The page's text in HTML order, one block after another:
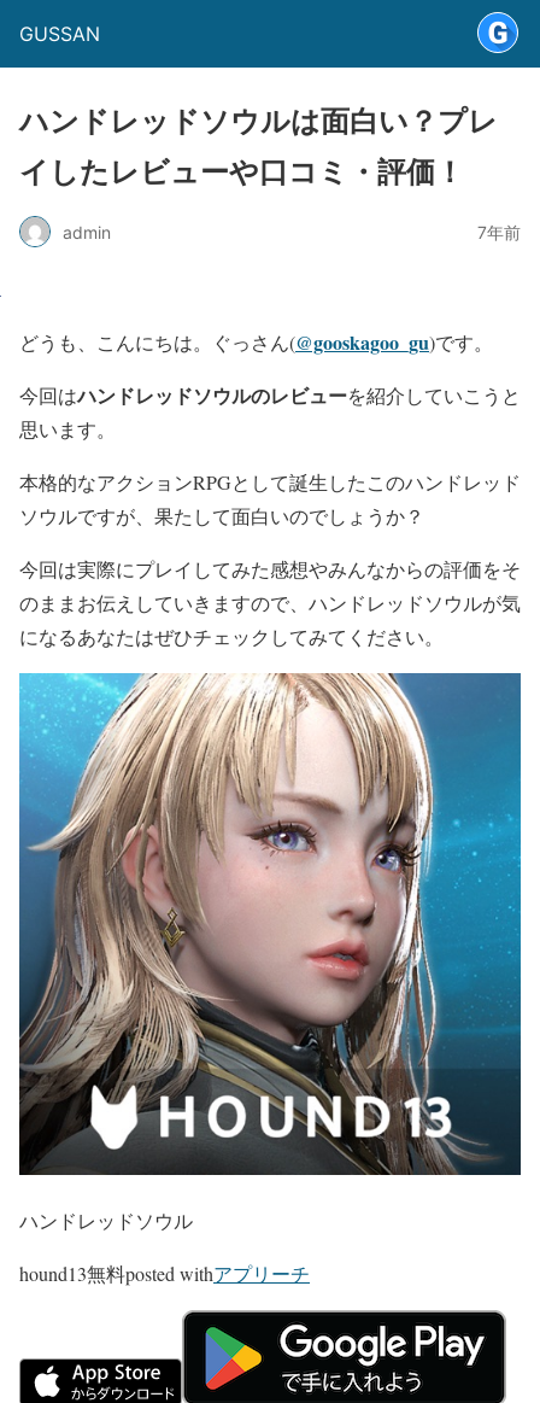
GUSSAN
ハンドレッドソウルは面白い？プレ
イしたレビューや口コミ・評価！
admin 7年前
どうも、こんにちは。ぐっさん(@gooskagoo_gu)です。
今回はハンドレッドソウルのレビューを紹介していこうと
思います。
本格的なアクションRPGとして誕生したこのハンドレッド
ソウルですが、果たして面白いのでしょうか？
今回は実際にプレイしてみた感想やみんなからの評価をそ
のままお伝えしていきますので、ハンドレッドソウルが気
になるあなたはぜひチェックしてみてください。
ハンドレッドソウル
hound13無料posted withアプリーチ